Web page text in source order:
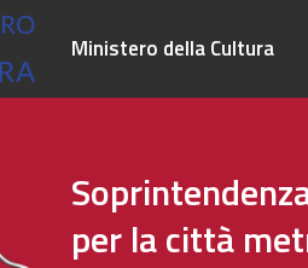
Ministero della Cultura
per la città